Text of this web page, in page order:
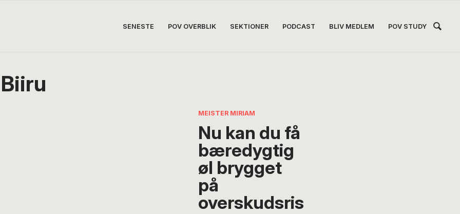
SENESTE POV OVERBLIK SEKTIONER PODCAST BLIV MEDLEM POV STUDY
MEISTER MIRIAM
Nu kan du få
bæredygtig
øl brygget
på
overskudsris